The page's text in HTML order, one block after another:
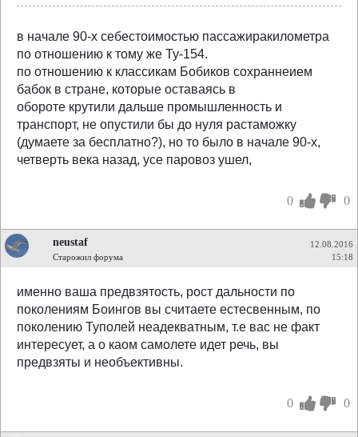
в начале 90-х себестоимостью пассажиракилометра
по отношению к тому же Ту-154.
по отношению к классикам Бобиков сохраннеием
бабок в стране, которые оставаясь в
обороте крутили дальше промышленность и
транспорт, не опустили бы до нуля растаможку
(думаете за бесплатно?), но то было в начале 90-х,
четверть века назад, усе паровоз ушел,
0 0
neustaf
Старожил форума
12.08.2016
15:18
именно ваша предвзятость, рост дальности по
поколениям Боингов вы считаете естесвенным, по
поколению Туполей неадекватным, т.е вас не факт
интересует, а о каом самолете идет речь, вы
предвзяты и необъективны.
0 0